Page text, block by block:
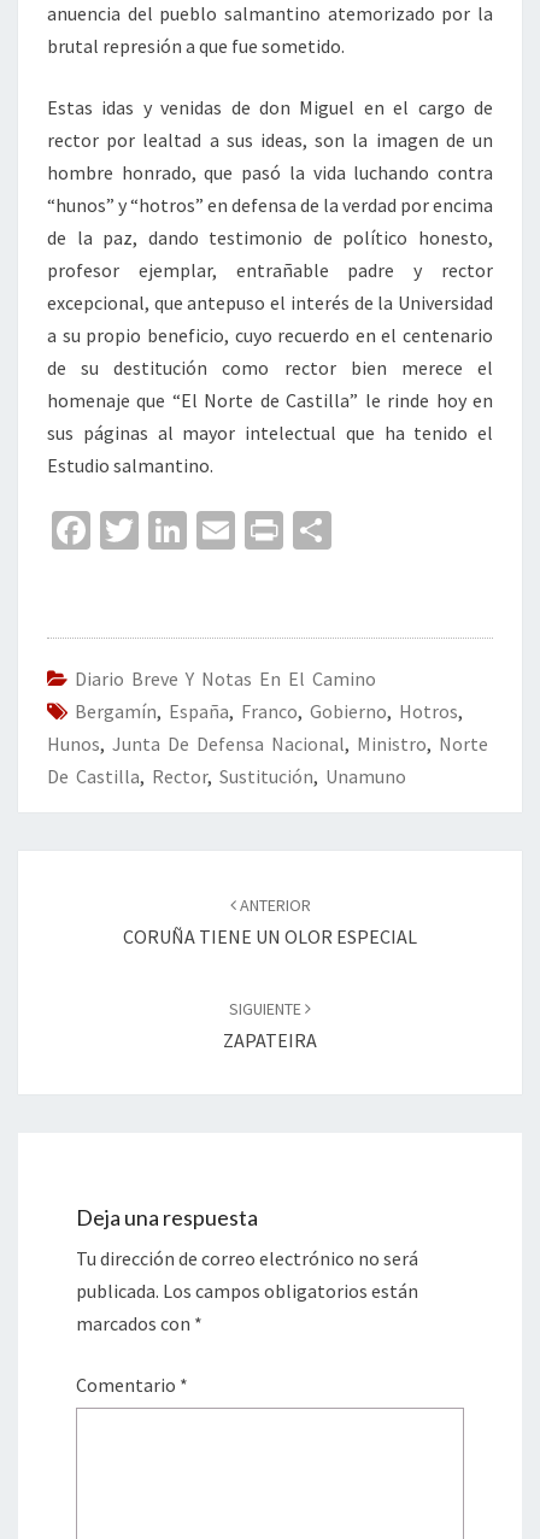
anuencia del pueblo salmantino atemorizado por la
brutal represión a que fue sometido.
Estas idas y venidas de don Miguel en el cargo de
rector por lealtad a sus ideas, son la imagen de un
hombre honrado, que pasó la vida luchando contra
“hunos” y “hotros” en defensa de la verdad por encima
de la paz, dando testimonio de político honesto,
profesor ejemplar, entrañable padre y rector
excepcional, que antepuso el interés de la Universidad
a su propio beneficio, cuyo recuerdo en el centenario
de su destitución como rector bien merece el
homenaje que “El Norte de Castilla” le rinde hoy en
sus páginas al mayor intelectual que ha tenido el
Estudio salmantino.
Fa
o
o
k
T
er
Li
dI
n
E
l
Pr
p
ar
tir
Diario Breve Y Notas En El Camino
Bergamín, España, Franco, Gobierno, Hotros,
Hunos, Junta De Defensa Nacional, Ministro, Norte
De Castilla, Rector, Sustitución, Unamuno
ANTERIOR
CORUÑA TIENE UN OLOR ESPECIAL
SIGUIENTE
ZAPATEIRA
Deja una respuesta
Tu dirección de correo electrónico no será
publicada. Los campos obligatorios están
marcados con *
Comentario *